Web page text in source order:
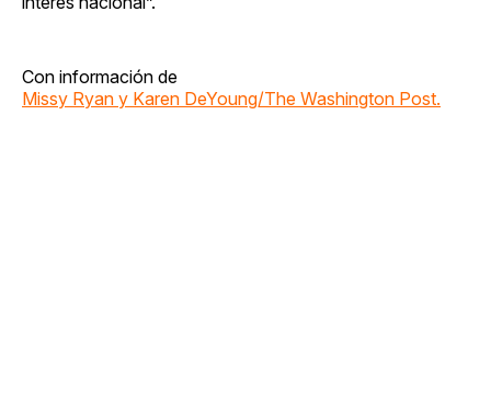
Con información de
Missy Ryan y Karen DeYoung/The Washington Post.